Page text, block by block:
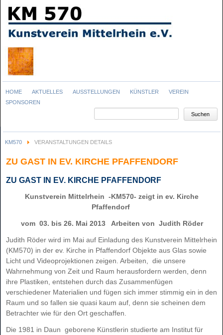
Navigation
überspringen
HOME AKTUELLES AUSSTELLUNGEN KÜNSTLER
VEREIN
SPONSOREN
Suchen
KM570 VERANSTALTUNGEN DETAILS
ZU GAST IN EV. KIRCHE PFAFFENDORF
ZU GAST IN EV. KIRCHE PFAFFENDORF
Kunstverein Mittelrhein -KM570- zeigt in ev. Kirche
Pfaffendorf
vom 03. bis 26. Mai 2013 Arbeiten von Judith Röder
Judith Röder wird im Mai auf Einladung des Kunstverein Mittelrhein
(KM570) in der ev. Kirche in Pfaffendorf Objekte aus Glas sowie
Licht und Videoprojektionen zeigen. Arbeiten, die unsere
Wahrnehmung von Zeit und Raum herausfordern werden, denn
ihre Plastiken, entstehen durch das Zusammenfügen
verschiedener Materialien und fügen sich immer stimmig ein in den
Raum und so fallen sie quasi kaum auf, denn sie scheinen dem
Betrachter wie für den Ort geschaffen.
Die 1981 in Daun geborene Künstlerin studierte am Institut für